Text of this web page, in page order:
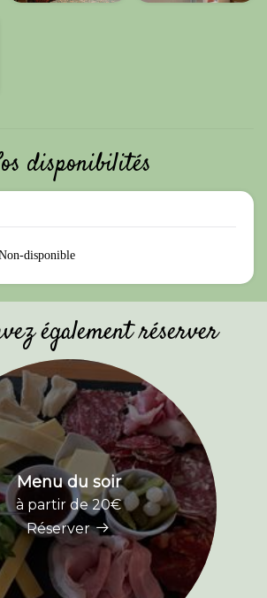
disponibilités
disponible
également réserver
Menu du soir
à partir de 20€
Réserver